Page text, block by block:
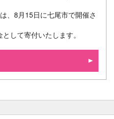
、8月15日に七尾市で開催さ
して寄付いたします。